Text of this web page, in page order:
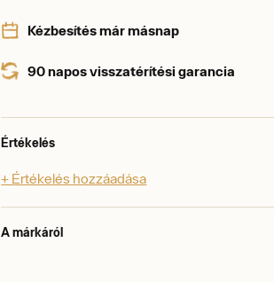
Kézbesítés már másnap
90 napos visszatérítési garancia
Értékelés
+ Értékelés hozzáadása
A márkáról